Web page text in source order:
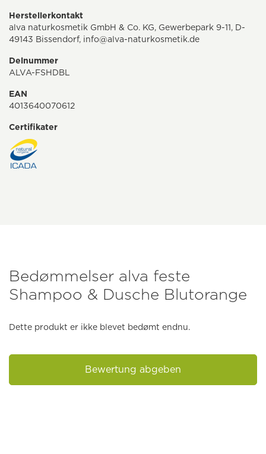
Herstellerkontakt
alva naturkosmetik GmbH & Co. KG, Gewerbepark 9-11, D-
49143 Bissendorf, info@alva-naturkosmetik.de
Delnummer
ALVA-FSHDBL
EAN
4013640070612
Certifikater
Bedømmelser alva feste
Shampoo & Dusche Blutorange
Dette produkt er ikke blevet bedømt endnu.
Bewertung abgeben